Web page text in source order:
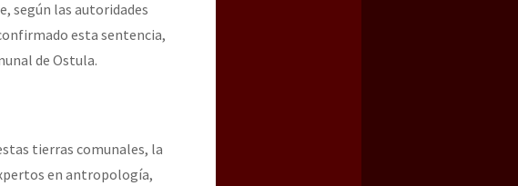
según las autoridades
esta sentencia,
de Ostula.
tierras comunales, la
en antropología,